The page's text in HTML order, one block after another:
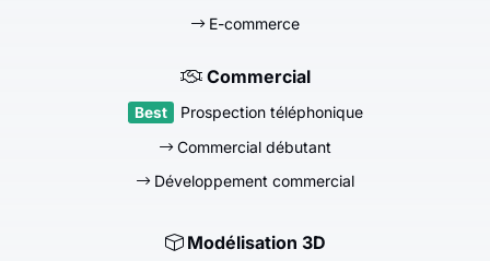
E-commerce
Commercial
Prospection téléphonique
Commercial débutant
Développement commercial
Modélisation 3D